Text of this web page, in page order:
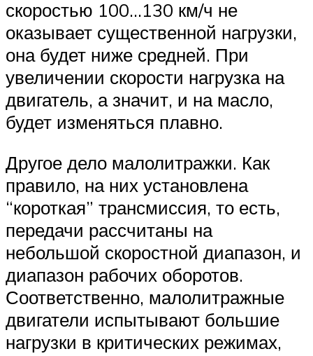
скоростью 100…130 км/ч не
оказывает существенной нагрузки,
она будет ниже средней. При
увеличении скорости нагрузка на
двигатель, а значит, и на масло,
будет изменяться плавно.
Другое дело малолитражки. Как
правило, на них установлена
“короткая” трансмиссия, то есть,
передачи рассчитаны на
небольшой скоростной диапазон, и
диапазон рабочих оборотов.
Соответственно, малолитражные
двигатели испытывают большие
нагрузки в критических режимах,